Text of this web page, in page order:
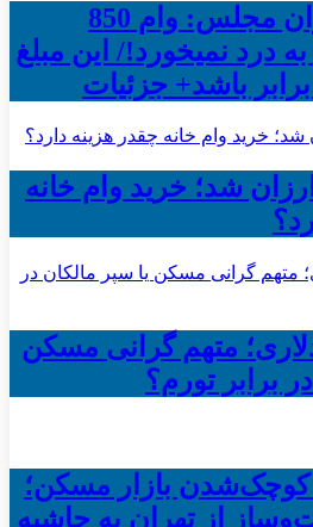
کمیسیون عمران مجلس: وام 850
درد نمیخورد!/ این مبلغ
باشد+ جزئیات
شد؛ خرید وام خانه
متهم گرانی مسکن
برابر تورم؟
کوچک‌شدن بازار مسکن؛
از تهران به حاشیه‌